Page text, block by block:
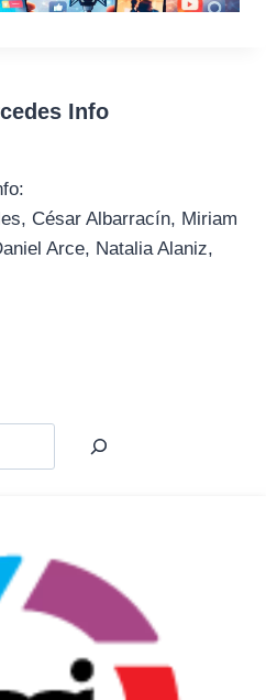
Info
César Albarracín, Miriam
Arce, Natalia Alaniz,